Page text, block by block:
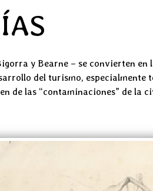
y Bearne – se convierten
del turismo,
de las “contaminaciones” de la